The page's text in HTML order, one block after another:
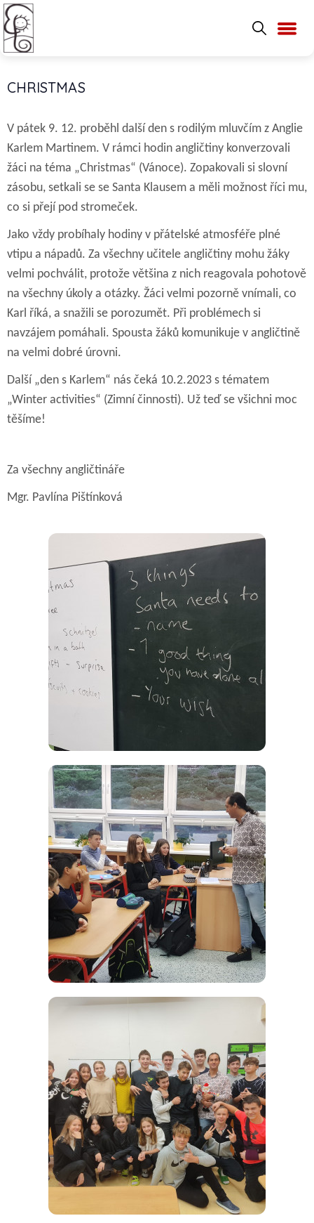
CHRISTMAS
V pátek 9. 12. proběhl další den s rodilým mluvčím z Anglie
Karlem Martinem. V rámci hodin angličtiny konverzovali
žáci na téma „Christmas“ (Vánoce). Zopakovali si slovní
zásobu, setkali se se Santa Klausem a měli možnost říci mu,
co si přejí pod stromeček.
Jako vždy probíhaly hodiny v přátelské atmosféře plné
vtipu a nápadů. Za všechny učitele angličtiny mohu žáky
velmi pochválit, protože většina z nich reagovala pohotově
na všechny úkoly a otázky. Žáci velmi pozorně vnímali, co
Karl říká, a snažili se porozumět. Při problémech si
navzájem pomáhali. Spousta žáků komunikuje v angličtině
na velmi dobré úrovni.
Další „den s Karlem“ nás čeká 10.2.2023 s tématem
„Winter activities“ (Zimní činnosti). Už teď se všichni moc
těšíme!
Za všechny angličtináře
Mgr. Pavlína Pištínková